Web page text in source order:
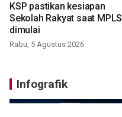
KSP pastikan kesiapan
Sekolah Rakyat saat MPLS
dimulai
Rabu, 5 Agustus 2026
Infografik